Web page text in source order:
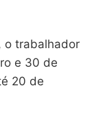
o trabalhador
e 30 de
20 de